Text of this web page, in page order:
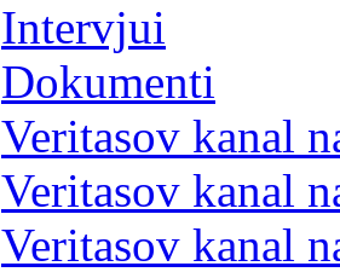
Intervjui
Dokumenti
Veritasov kanal
Veritasov kanal
Veritasov kanal